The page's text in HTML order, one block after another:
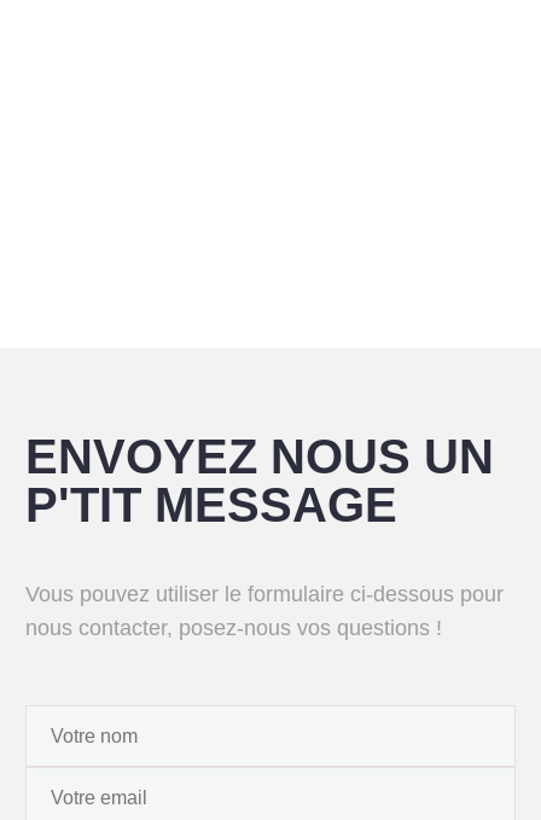
ENVOYEZ NOUS UN
P'TIT MESSAGE
Vous pouvez utiliser le formulaire ci-dessous pour
nous contacter, posez-nous vos questions !